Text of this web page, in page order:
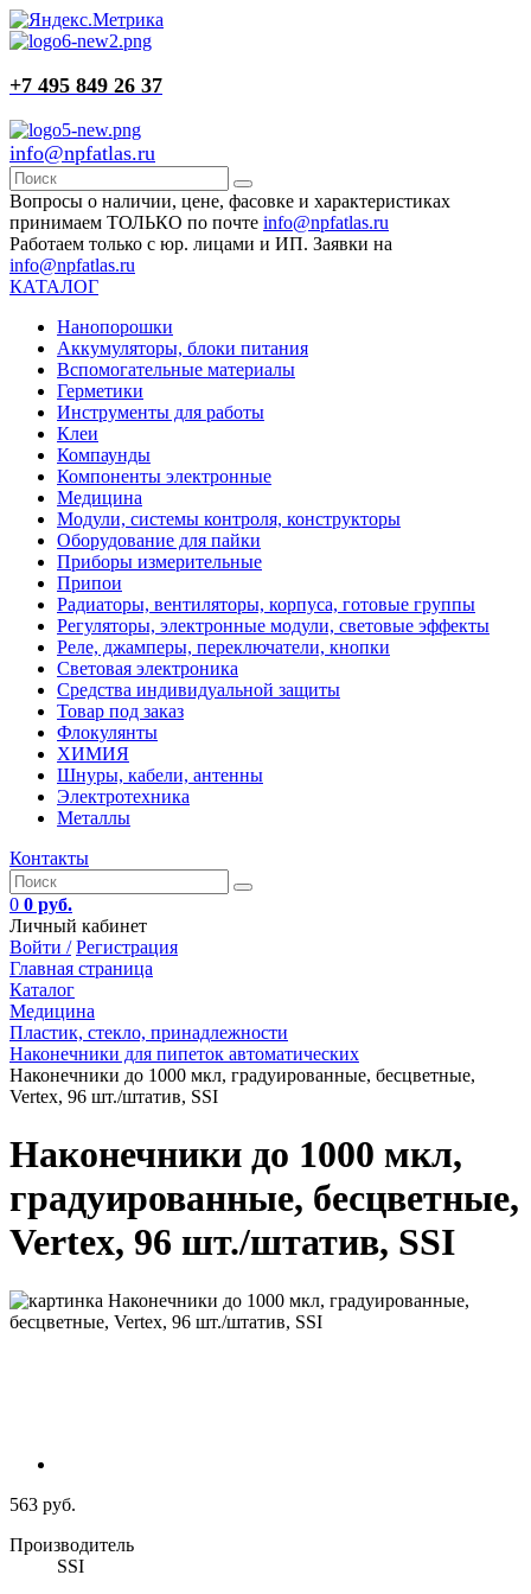
+7 495 849 26 37
info@npfatlas.ru
Вопросы о наличии, цене, фасовке и характеристиках
принимаем ТОЛЬКО по почте info@npfatlas.ru
Работаем только с юр. лицами и ИП. Заявки на
info@npfatlas.ru
КАТАЛОГ
Нанопорошки
Аккумуляторы, блоки питания
Вспомогательные материалы
Герметики
Инструменты для работы
Клеи
Компаунды
Компоненты электронные
Медицина
Модули, системы контроля, конструкторы
Оборудование для пайки
Приборы измерительные
Припои
Радиаторы, вентиляторы, корпуса, готовые группы
Регуляторы, электронные модули, световые эффекты
Реле, джамперы, переключатели, кнопки
Световая электроника
Средства индивидуальной защиты
Товар под заказ
Флокулянты
ХИМИЯ
Шнуры, кабели, антенны
Электротехника
Металлы
Контакты
0 0 руб.
Личный кабинет
Войти / Регистрация
Главная страница
Каталог
Медицина
Пластик, стекло, принадлежности
Наконечники для пипеток автоматических
Наконечники до 1000 мкл, градуированные, бесцветные,
Vertex, 96 шт./штатив, SSI
Наконечники до 1000 мкл,
градуированные, бесцветные,
Vertex, 96 шт./штатив, SSI
563 руб.
Производитель
SSI